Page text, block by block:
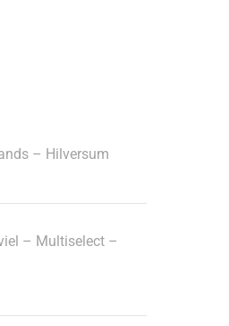
– Hilversum
– Multiselect –